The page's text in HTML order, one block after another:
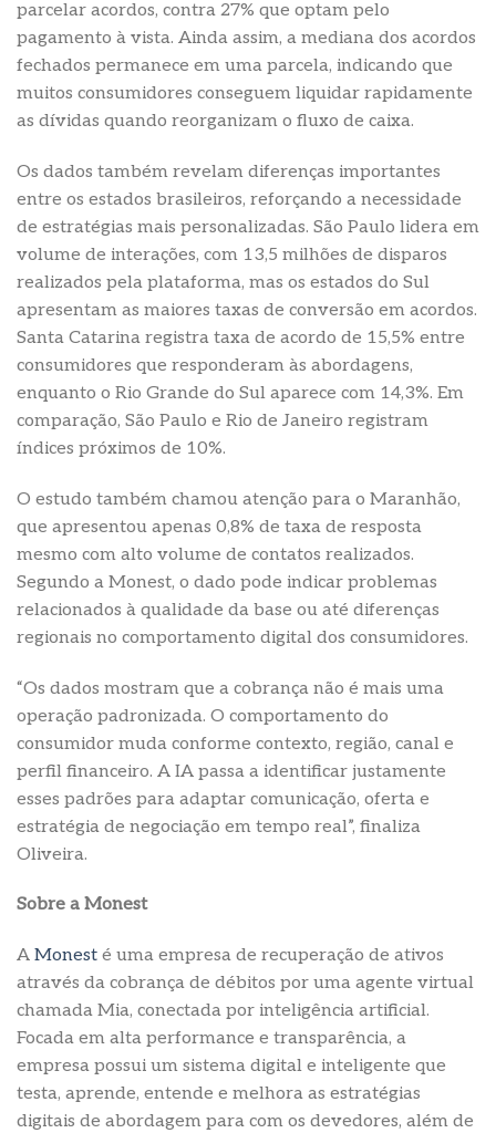
parcelar acordos, contra 27% que optam pelo
pagamento à vista. Ainda assim, a mediana dos acordos
fechados permanece em uma parcela, indicando que
muitos consumidores conseguem liquidar rapidamente
as dívidas quando reorganizam o fluxo de caixa.
Os dados também revelam diferenças importantes
entre os estados brasileiros, reforçando a necessidade
de estratégias mais personalizadas. São Paulo lidera em
volume de interações, com 13,5 milhões de disparos
realizados pela plataforma, mas os estados do Sul
apresentam as maiores taxas de conversão em acordos.
Santa Catarina registra taxa de acordo de 15,5% entre
consumidores que responderam às abordagens,
enquanto o Rio Grande do Sul aparece com 14,3%. Em
comparação, São Paulo e Rio de Janeiro registram
índices próximos de 10%.
O estudo também chamou atenção para o Maranhão,
que apresentou apenas 0,8% de taxa de resposta
mesmo com alto volume de contatos realizados.
Segundo a Monest, o dado pode indicar problemas
relacionados à qualidade da base ou até diferenças
regionais no comportamento digital dos consumidores.
“Os dados mostram que a cobrança não é mais uma
operação padronizada. O comportamento do
consumidor muda conforme contexto, região, canal e
perfil financeiro. A IA passa a identificar justamente
esses padrões para adaptar comunicação, oferta e
estratégia de negociação em tempo real”, finaliza
Oliveira.
Sobre a Monest
A Monest é uma empresa de recuperação de ativos
através da cobrança de débitos por uma agente virtual
chamada Mia, conectada por inteligência artificial.
Focada em alta performance e transparência, a
empresa possui um sistema digital e inteligente que
testa, aprende, entende e melhora as estratégias
digitais de abordagem para com os devedores, além de